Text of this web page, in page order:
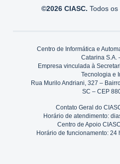
©2026 CIASC. Todos os
Centro de Informática e
Catarina S.A.
Empresa vinculada à
Tecnologia e
Rua Murilo Andriani, 327 –
SC – CEP
Contato Geral do
Horário de atendimento:
Centro de Apoio
Horário de funcionamento: 24